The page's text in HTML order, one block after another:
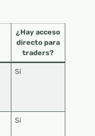
¿Hay acceso
directo para
traders?
Sí
Sí